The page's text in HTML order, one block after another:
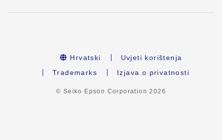
Hrvatski
Uvjeti korištenja
Trademarks
Izjava o privatnosti
© Seiko Epson Corporation2026